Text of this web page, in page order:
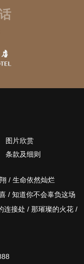
图片欣赏
条款及细则
/ 生命依然灿烂
/ 知道你不会辜负这场
连接处 / 那璀璨的火花 /